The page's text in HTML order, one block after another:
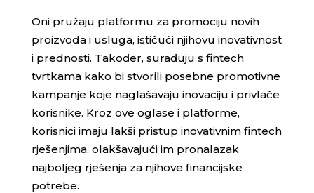
Oni pružaju platformu za promociju novih
proizvoda i usluga, ističući njihovu inovativnost
i prednosti. Također, surađuju s fintech
tvrtkama kako bi stvorili posebne promotivne
kampanje koje naglašavaju inovaciju i privlače
korisnike. Kroz ove oglase i platforme,
korisnici imaju lakši pristup inovativnim fintech
rješenjima, olakšavajući im pronalazak
najboljeg rješenja za njihove financijske
potrebe.